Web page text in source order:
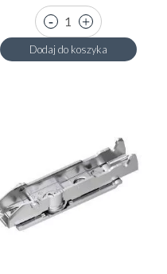
Dodaj do koszyka